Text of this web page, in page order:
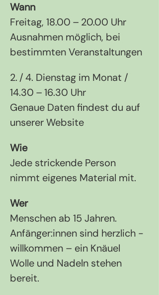
Wann
Freitag, 18.00 – 20.00 Uhr
Ausnahmen möglich, bei
bestimmten Veranstaltungen
2. / 4. Dienstag im Monat /
14.30 – 16.30 Uhr
Genaue Daten findest du auf
unserer Website
Wie
Jede strickende Person
nimmt eigenes Material mit.
Wer
Menschen ab 15 Jahren.
Anfänger:innen sind herzlich ­
willkommen – ein Knäuel
Wolle und Nadeln stehen
bereit.